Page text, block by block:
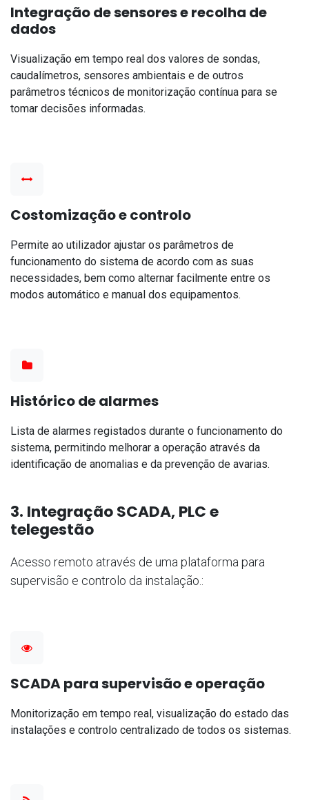
Integração de sensores e recolha de
dados
Visualização em tempo real dos valores de sondas,
caudalímetros, sensores ambientais e de outros
parâmetros técnicos de monitorização contínua para se
tomar decisões informadas.
Costomização e controlo
Permite ao utilizador ajustar os parâmetros de
funcionamento do sistema de acordo com as suas
necessidades, bem como alternar facilmente entre os
modos automático e manual dos equipamentos.
Histórico de alarmes
Lista de alarmes registados durante o funcionamento do
sistema, permitindo melhorar a operação através da
identificação de anomalias e da prevenção de avarias.
3. Integração SCADA, PLC e
telegestão
Acesso remoto através de uma plataforma para
supervisão e controlo da instalação.:
SCADA para supervisão e operação
Monitorização em tempo real, visualização do estado das
instalações e controlo centralizado de todos os sistemas.